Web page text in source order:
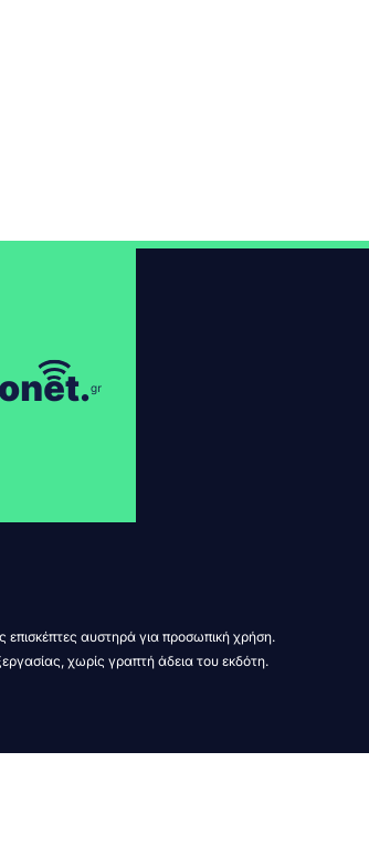
επισκέπτες αυστηρά για προσωπική χρήση.
χωρίς γραπτή άδεια του εκδότη.